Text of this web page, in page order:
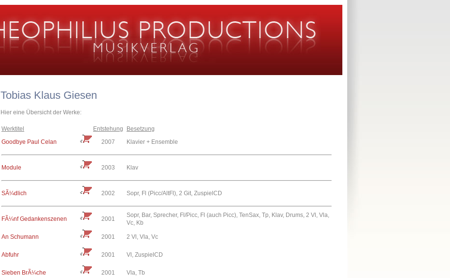
Tobias Klaus Giesen
Hier eine Übersicht der Werke:
Werktitel Entstehung
Besetzung
Goodbye Paul Celan
2007 Klavier + Ensemble
Module 2003 Klav
SÃ¼dlich 2002 Sopr, Fl (Picc/AltFl), 2 Git, ZuspielCD
FÃ¼nf Gedankenszenen 2001
Sopr, Bar, Sprecher, Fl/Picc, Fl (auch Picc), TenSax, Tp, Klav, Drums, 2 Vl, Vla,
Vc, Kb
An Schumann 2001 2 Vl, Vla, Vc
Abfuhr 2001 Vl, ZuspielCD
Sieben BrÃ¼che 2001 Vla, Tb